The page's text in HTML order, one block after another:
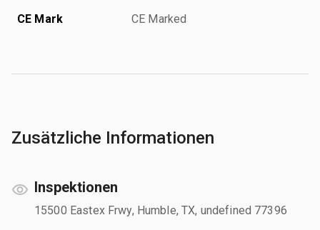
CE Mark CE Marked
Zusätzliche Informationen
Inspektionen
15500 Eastex Frwy, Humble, TX, undefined 77396